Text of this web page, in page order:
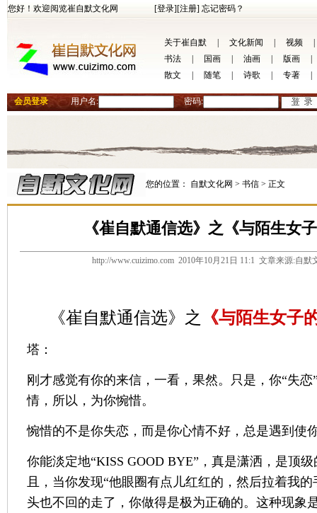
您好！欢迎阅览崔自默文化网 [登录][注册] 忘记密码？
关于崔自默 文化新闻 视频
书法
国画 油画 版画
散文
随笔 诗歌 专著
会员登录 用户名: 密码:
您的位置： 自默文化网 > 书信 > 正文
《崔自默通信选》之《与陌生女
http://www.cuizimo.com 2010年10月21日 11:1 文章来源:自
《崔自默通信选》之 《与陌生女子
塔：
刚才感觉有你的来信，一看，果然。只是，你“失
情，所以，为你惋惜。
惋惜的不是你失恋，而是你心情不好，总是遇到使
你能淡定地“KISS GOOD BYE”，真是潇洒，是顶
且，当你发现“他眼圈有点儿红红的，然后拉着我
头也不回的走了，你做得是极为正确的。这种现